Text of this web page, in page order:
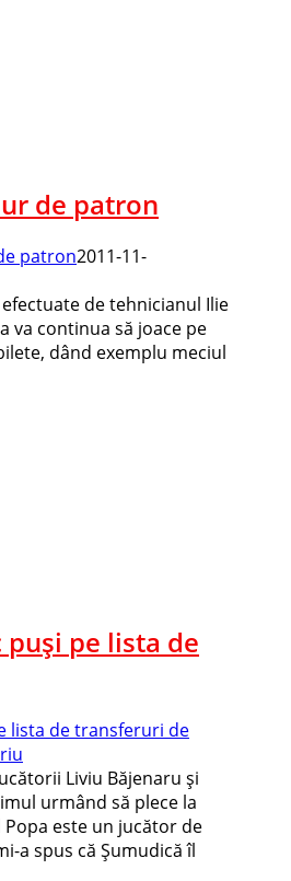
de patron
patron2011-11-
de tehnicianul Ilie
va continua să joace pe
dând exemplu meciul
pe lista de
lista de transferuri de
Liviu Băjenaru şi
urmând să plece la
este un jucător de
a spus că Şumudică îl